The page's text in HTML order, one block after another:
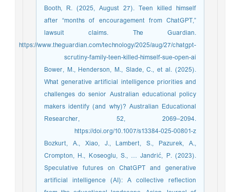
Booth, R. (2025, August 27). Teen killed himself
after “months of encouragement from ChatGPT,”
lawsuit claims. The Guardian.
https://www.theguardian.com/technology/2025/aug/27/chatgpt-
scrutiny-family-teen-killed-himself-sue-open-ai
Bower, M., Henderson, M., Slade, C., et al. (2025).
What generative artificial intelligence priorities and
challenges do senior Australian educational policy
makers identify (and why)? Australian Educational
Researcher, 52, 2069–2094.
https://doi.org/10.1007/s13384-025-00801-z
Bozkurt, A., Xiao, J., Lambert, S., Pazurek, A.,
Crompton, H., Koseoglu, S., … Jandrić, P. (2023).
Speculative futures on ChatGPT and generative
artificial intelligence (AI): A collective reflection